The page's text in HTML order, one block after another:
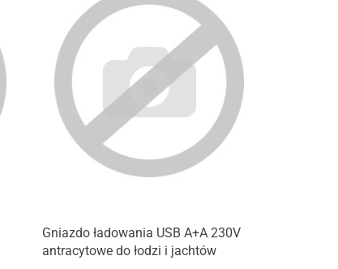
Gniazdo ładowania USB A+A 230V
antracytowe do łodzi i jachtów